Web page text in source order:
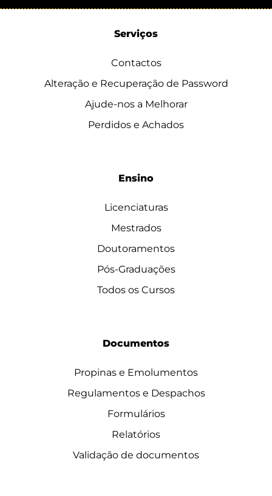
Serviços
Contactos
Alteração e Recuperação de Password
Ajude-nos a Melhorar
Perdidos e Achados
Ensino
Licenciaturas
Mestrados
Doutoramentos
Pós-Graduações
Todos os Cursos
Documentos
Propinas e Emolumentos
Regulamentos e Despachos
Formulários
Relatórios
Validação de documentos